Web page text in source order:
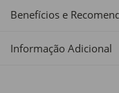
Benefícios e
Informação Adicional